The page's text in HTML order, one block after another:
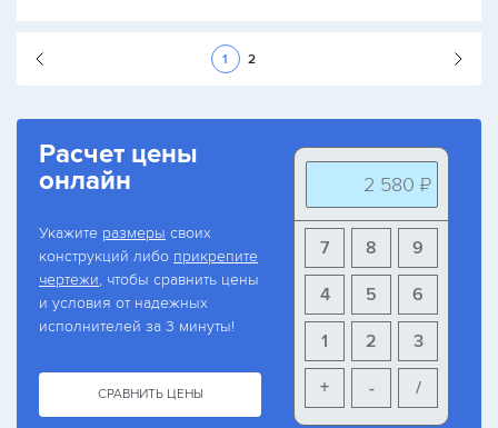
1 2
Следующая
Расчет цены
онлайн
Укажите размеры своих
конструкций либо прикрепите
чертежи, чтобы сравнить цены
и условия от надежных
исполнителей за 3 минуты!
СРАВНИТЬ ЦЕНЫ
2 580 ₽
9
8
7
6
5
4
3
2
1
+ - /